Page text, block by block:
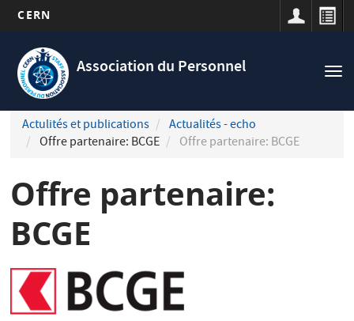
contenu
principal
CERN
Association du Personnel
Navigation
principale
Actulités et publications
Actualités - echo
Offre partenaire: BCGE
Offre partenaire: BCGE
Offre partenaire:
BCGE